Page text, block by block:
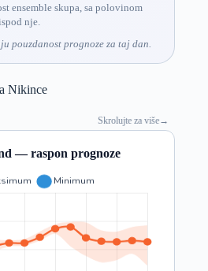
ensemble skupa, sa polovinom
nje.
pouzdanost prognoze za taj dan.
Nikince
Skrolujte za više→
— raspon prognoze